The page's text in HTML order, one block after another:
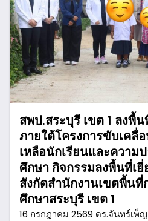
สพป.สระบุรี เขต 1 ลงพื้
ภายใต้โครงการขับเคลื่
เหลือนักเรียนและความ
ศึกษา กิจกรรมลงพื้นที่เ
สังกัดสำนักงานเขตพื้นที่
ศึกษาสระบุรี เขต 1
16 กรกฎาคม 2569 ดร.จันทร์เพ็